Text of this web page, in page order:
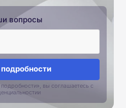
вопросы
подробности
вы соглашаетесь с